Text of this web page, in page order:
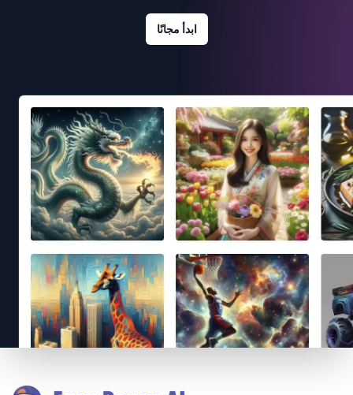
ابدأ مجانًا